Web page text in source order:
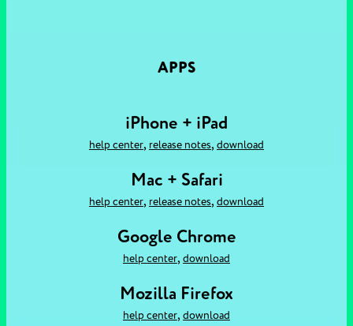
APPS
iPhone + iPad
help center, release notes, download
Mac + Safari
help center, release notes, download
Google Chrome
help center, download
Mozilla Firefox
help center, download